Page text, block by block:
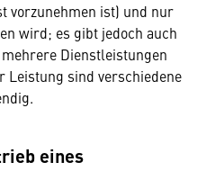
vorzunehmen ist) und nur
wird; es gibt jedoch auch
Dienstleistungen
Leistung sind verschiedene
eines